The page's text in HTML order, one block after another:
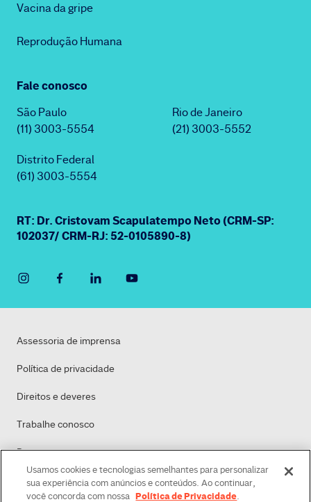
Vacina da gripe
Reprodução Humana
Fale conosco
São Paulo
(11) 3003-5554
Rio de Janeiro
(21) 3003-5552
Distrito Federal
(61) 3003-5554
RT: Dr. Cristovam Scapulatempo Neto (CRM-SP:
102037/ CRM-RJ: 52-0105890-8)
Assessoria de imprensa
Política de privacidade
Direitos e deveres
Trabalhe conosco
Dasa
Política de Cookies
Usamos cookies e tecnologias semelhantes para personalizar
sua experiência com anúncios e conteúdos. Ao continuar,
você concorda com nossa Política de Privacidade.